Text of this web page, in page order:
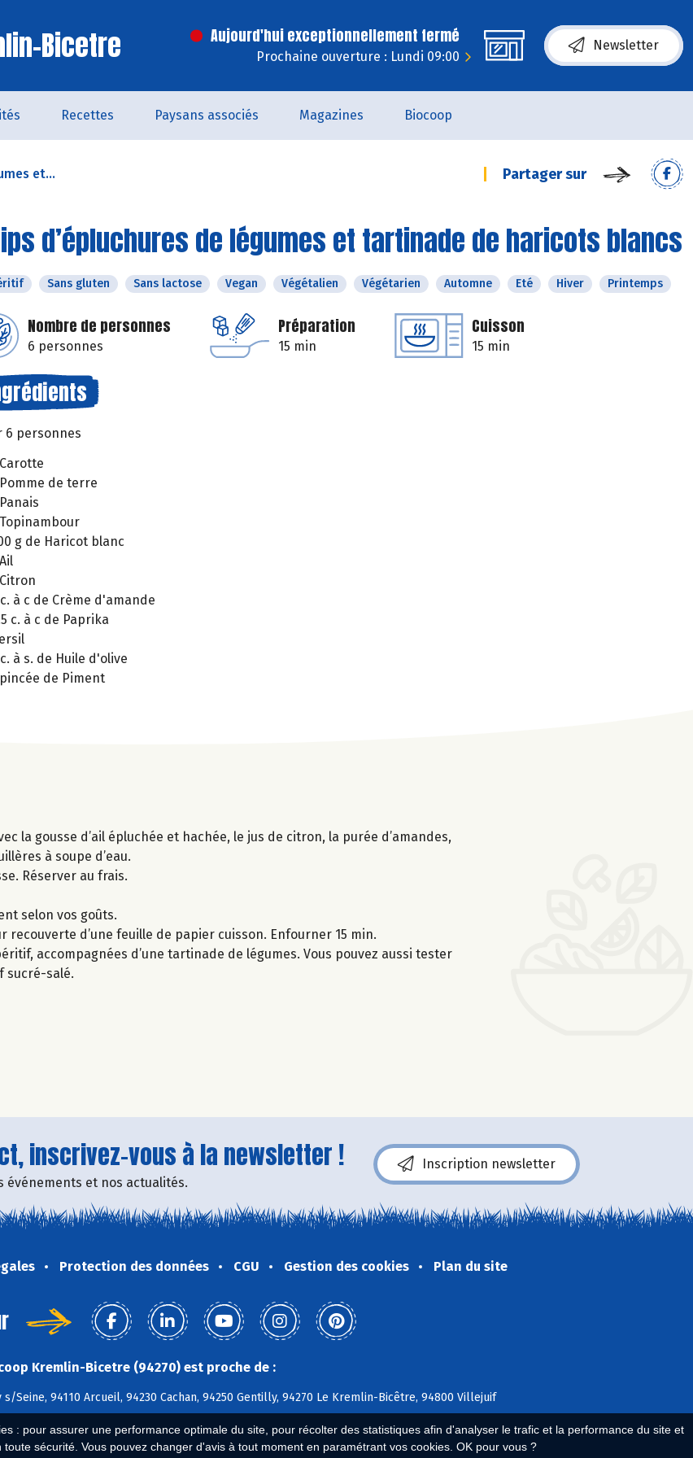
: pour assurer une performance optimale du site, pour récolter des statistiques afin d'analyser le trafic et la performance du site et
sécurité. Vous pouvez changer d'avis à tout moment en paramétrant vos cookies. OK pour vous ?
Bicetre Aujourd'hui exceptionnellement fermé
Prochaine ouverture : Lundi 09:00
Newsletter
Recettes Paysans associés Magazines Biocoop
et... Partager sur
d’épluchures de légumes et tartinade de haricots blancs
Sans gluten Sans lactose Vegan Végétalien Végétarien Automne Eté Hiver Printemps
Nombre de personnes
6 personnes
Préparation
15 min
Cuisson
15 min
6 personnes
de terre
g de Haricot blanc
à c de Crème d'amande
c. à c de Paprika
à s. de Huile d'olive
de Piment
la gousse d’ail épluchée et hachée, le jus de citron, la purée d’amandes,
à soupe d’eau.
Réserver au frais.
selon vos goûts.
d’une feuille de papier cuisson. Enfourner 15 min.
accompagnées d’une tartinade de légumes. Vous pouvez aussi tester
sucré-salé.
inscrivez-vous à la newsletter !
événements et nos actualités.
Inscription newsletter
Protection des données CGU Gestion des cookies Plan du site
Kremlin-Bicetre (94270) est proche de :
s/Seine, 94110 Arcueil, 94230 Cachan, 94250 Gentilly, 94270 Le Kremlin-Bicêtre, 94800 Villejuif